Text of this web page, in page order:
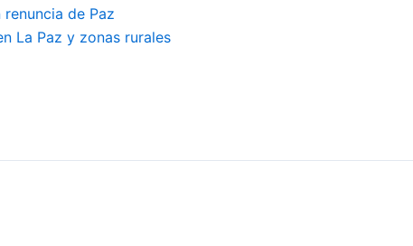
de Paz
La Paz y zonas rurales